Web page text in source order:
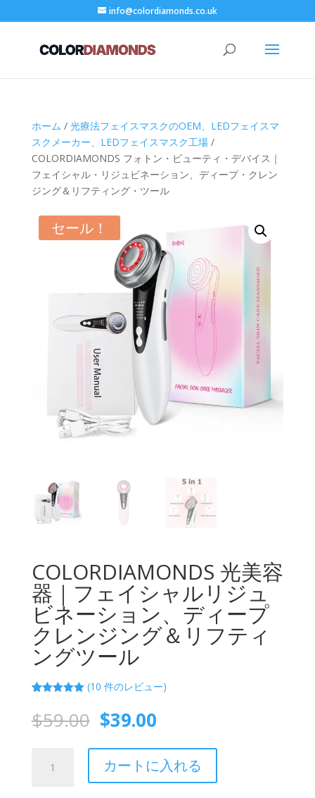
info@colordiamonds.co.uk
ホーム / 光療法フェイスマスクのOEM、LEDフェイスマ
スクメーカー、LEDフェイスマスク工場/
COLORDIAMONDS フォトン・ビューティ・デバイス｜
フェイシャル・リジュビネーション、ディープ・クレン
ジング＆リフティング・ツール
セール！
COLORDIAMONDS 光美容
器｜フェイシャルリジュ
ビネーション、ディープ
クレンジング＆リフティ
ングツール
評価に基づ
く5段階評
価のうち、
(10 件のレビュー)
$59.00 元
価
格
は
$59.00。
$39.00現
の
価
格
Photon
カートに入れる